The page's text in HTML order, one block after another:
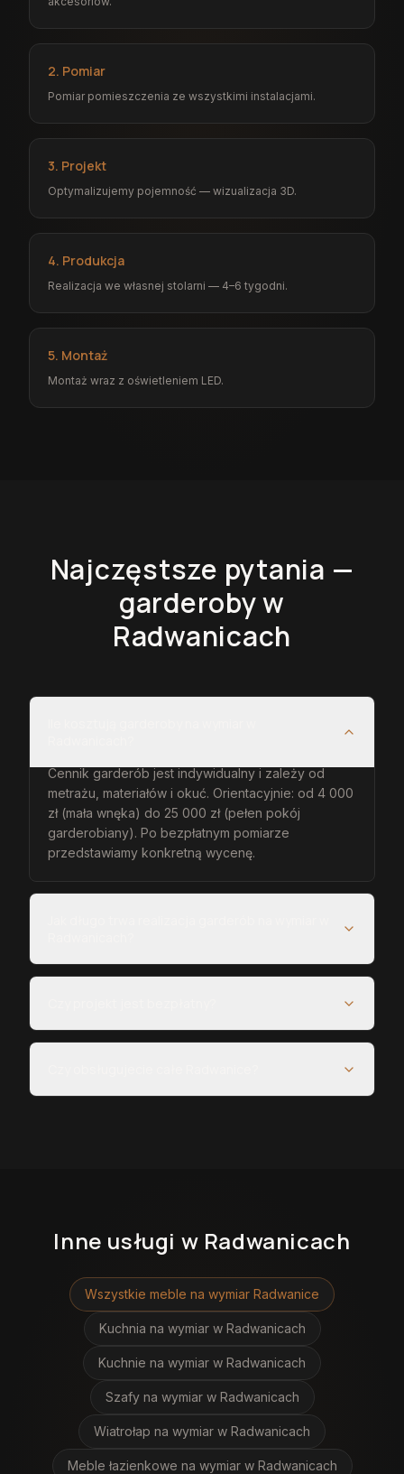
2. Pomiar
Pomiar pomieszczenia ze wszystkimi instalacjami.
3. Projekt
Optymalizujemy pojemność — wizualizacja 3D.
4. Produkcja
Realizacja we własnej stolarni — 4–6 tygodni.
5. Montaż
Montaż wraz z oświetleniem LED.
Najczęstsze pytania —
garderobyw
Radwanicach
Cennik garderób jest indywidualny i zależy od
metrażu, materiałów i okuć. Orientacyjnie: od 4 000
zł (mała wnęka) do 25 000 zł (pełen pokój
garderobiany). Po bezpłatnym pomiarze
przedstawiamy konkretną wycenę.
Inne usługi w Radwanicach
Wszystkie meble na wymiar Radwanice
Kuchnia na wymiar w Radwanicach
Kuchnie na wymiar w Radwanicach
Szafy na wymiar w Radwanicach
Wiatrołap na wymiar w Radwanicach
Meble łazienkowe na wymiar w Radwanicach